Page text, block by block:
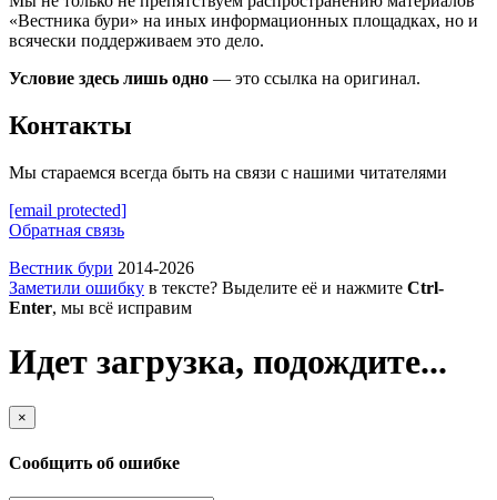
«Вестника бури» на иных информационных площадках, но и
всячески поддерживаем это дело.
Условие здесь лишь одно — это ссылка на оригинал.
Контакты
Мы стараемся всегда быть на связи с нашими читателями
[email protected]
Обратная связь
Вестник бури 2014-2026
Заметили ошибку в тексте? Выделите её и нажмите Ctrl-
Enter, мы всё исправим
Идет загрузка, подождите...
×
Сообщить об ошибке